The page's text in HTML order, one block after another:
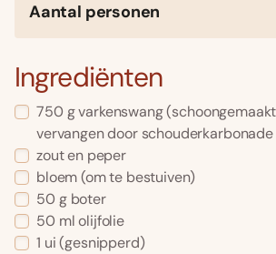
Aantal personen
Ingrediënten
750 gvarkenswang
vervangen door
zout en peper
bloem(om te bestuiven)
50 g boter
50 ml olijfolie
1 ui(gesnipperd)